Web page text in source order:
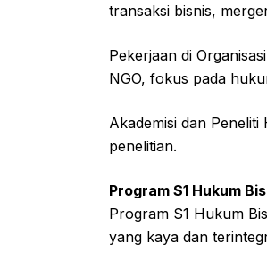
transaksi bisnis,
Pekerjaan di
NGO, fokus pada
Akademisi dan
penelitian.
Program S1 Hukum
Program S1 Hukum
yang kaya dan